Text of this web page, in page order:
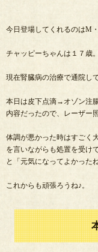
今日登場してくれるのはM
チャッピーちゃんは１７歳。
現在腎臓病の治療で通院し
本日は皮下点滴→オゾン注
内容だったので、レーザー
体調が悪かった時はすごく
を言いながらも処置を受け
と「元気になってよかった
これからも頑張ろうね♪。